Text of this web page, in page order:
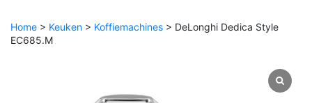
Home > Keuken > Koffiemachines > DeLonghi Dedica Style
EC685.M